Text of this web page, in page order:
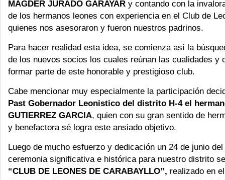
MAGDER JURADO GARAYAR y contando con la
de los hermanos leones con experiencia en el Club de
quienes nos asesoraron y fueron nuestros padrinos.
Para hacer realidad esta idea, se comienza así la
de los nuevos socios los cuales reúnan las cualidades y
formar parte de este honorable y prestigioso club.
Cabe mencionar muy especialmente la participación
Past Gobernador Leonistico del distrito H-4 el
GUTIERREZ GARCIA, quien con su gran sentido de
y benefactora sé logra este ansiado objetivo.
Luego de mucho esfuerzo y dedicación un 24 de junio
ceremonia significativa e histórica para nuestro distrito
“CLUB DE LEONES DE CARABAYLLO”, realizado en